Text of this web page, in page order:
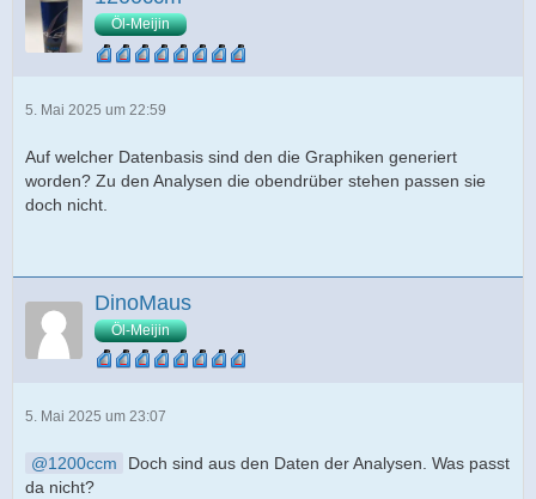
Öl-Meijin
5. Mai 2025 um 22:59
Auf welcher Datenbasis sind den die Graphiken generiert
worden? Zu den Analysen die obendrüber stehen passen sie
doch nicht.
DinoMaus
Öl-Meijin
5. Mai 2025 um 23:07
1200ccm
Doch sind aus den Daten der Analysen. Was passt
da nicht?